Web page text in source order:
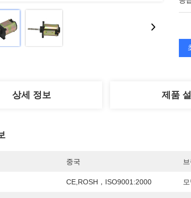
상세 정보 제품
중국
CE,ROSH，ISO9001:2000